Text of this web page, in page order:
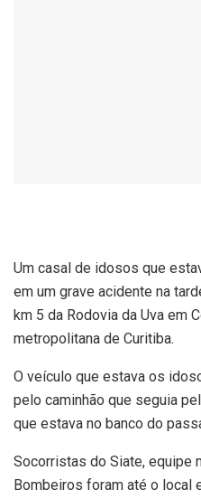
Um casal de idosos que
em um grave acidente na
km 5 da Rodovia da Uva em
metropolitana de Curitiba.
O veículo que estava os
pelo caminhão que seguia
que estava no banco do
Socorristas do Siate, equipe
Bombeiros foram até o local